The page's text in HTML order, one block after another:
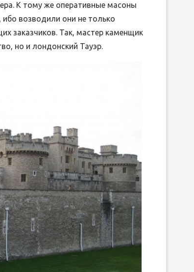
К тому же оперативные масоны
возводили они не только
заказчиков. Так, мастер каменщик
но и лондонский Тауэр.